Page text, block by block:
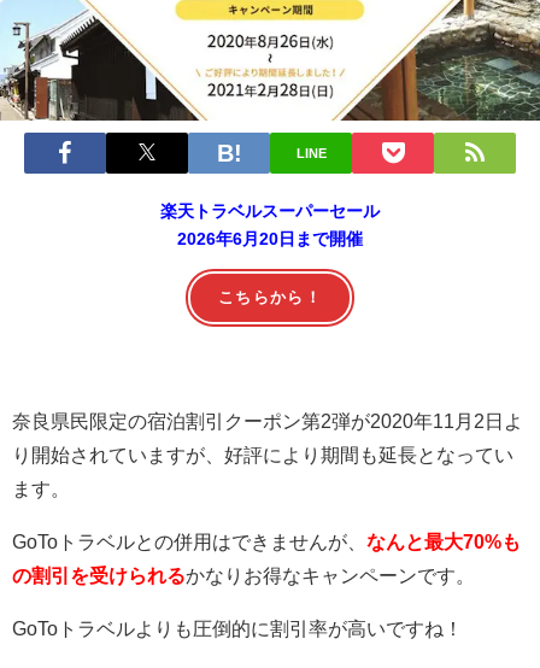
LINE
楽天トラベルスーパーセール
2026年6月20日まで開催
こちらから！
奈良県民限定の宿泊割引クーポン第2弾が2020年11月2日よ
り開始されていますが、好評により期間も延長となってい
ます。
GoToトラベルとの併用はできませんが、 なんと最大70%も
の割引を受けられるかなりお得なキャンペーンです。
GoToトラベルよりも圧倒的に割引率が高いですね！